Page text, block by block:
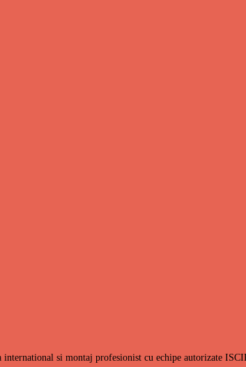
international si montaj profesionist cu echipe autorizate